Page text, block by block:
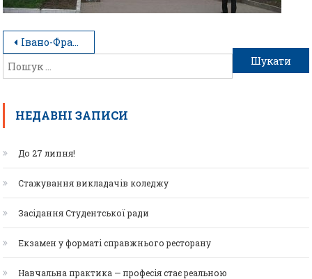
Івано-Франківський_меморіальний_сквер
НЕДАВНІ ЗАПИСИ
До 27 липня!
Стажування викладачів коледжу
Засідання Студентської ради
Екзамен у форматі справжнього ресторану
Навчальна практика — професія стає реальною